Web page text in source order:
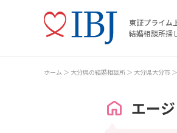
東証プライム
結婚相談所探
ホーム 大分県の結婚相談所 大分県大分市
エー